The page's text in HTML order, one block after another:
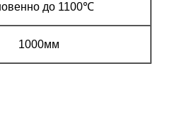
до 1100℃
1000мм